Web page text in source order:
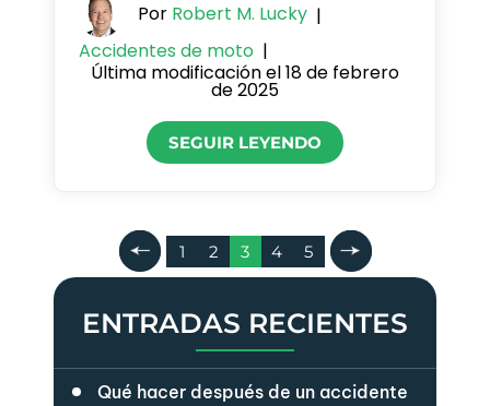
Por Robert M. Lucky |
Accidentes de moto |
Última modificación el 18 de febrero
de 2025
SEGUIR LEYENDO
Paginación
Entradas
1 2 3 4 5
ENTRADAS RECIENTES
Qué hacer después de un accidente